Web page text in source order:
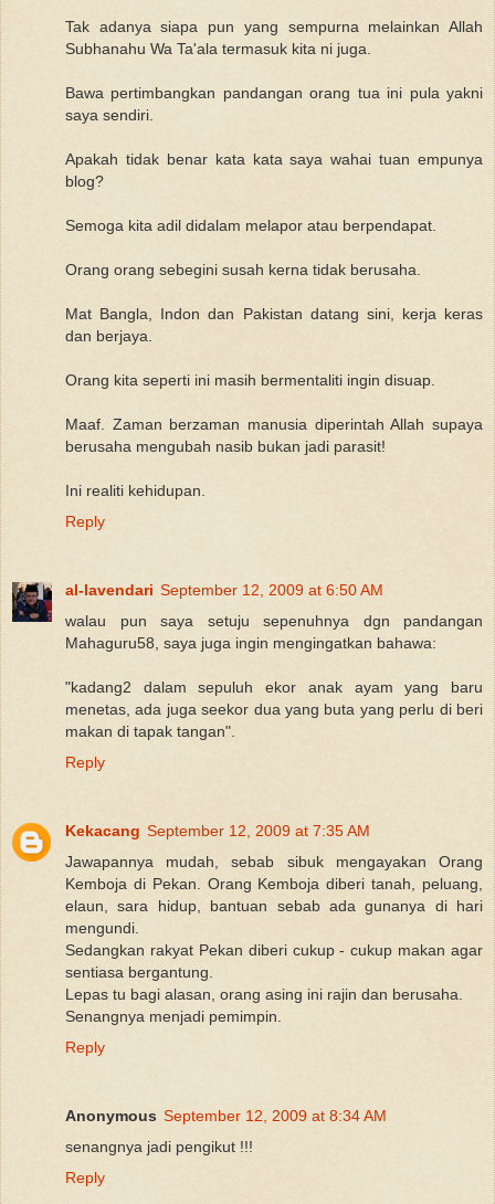
Tak adanya siapa pun yang sempurna melainkan Allah
Subhanahu Wa Ta'ala termasuk kita ni juga.
Bawa pertimbangkan pandangan orang tua ini pula yakni
saya sendiri.
Apakah tidak benar kata kata saya wahai tuan empunya
blog?
Semoga kita adil didalam melapor atau berpendapat.
Orang orang sebegini susah kerna tidak berusaha.
Mat Bangla, Indon dan Pakistan datang sini, kerja keras
dan berjaya.
Orang kita seperti ini masih bermentaliti ingin disuap.
Maaf. Zaman berzaman manusia diperintah Allah supaya
berusaha mengubah nasib bukan jadi parasit!
Ini realiti kehidupan.
Reply
al-lavendari September 12, 2009 at 6:50 AM
walau pun saya setuju sepenuhnya dgn pandangan
Mahaguru58, saya juga ingin mengingatkan bahawa:
"kadang2 dalam sepuluh ekor anak ayam yang baru
menetas, ada juga seekor dua yang buta yang perlu di beri
makan di tapak tangan".
Reply
Kekacang September 12, 2009 at 7:35 AM
Jawapannya mudah, sebab sibuk mengayakan Orang
Kemboja di Pekan. Orang Kemboja diberi tanah, peluang,
elaun, sara hidup, bantuan sebab ada gunanya di hari
mengundi.
Sedangkan rakyat Pekan diberi cukup - cukup makan agar
sentiasa bergantung.
Lepas tu bagi alasan, orang asing ini rajin dan berusaha.
Senangnya menjadi pemimpin.
Reply
Anonymous September 12, 2009 at 8:34 AM
senangnya jadi pengikut !!!
Reply